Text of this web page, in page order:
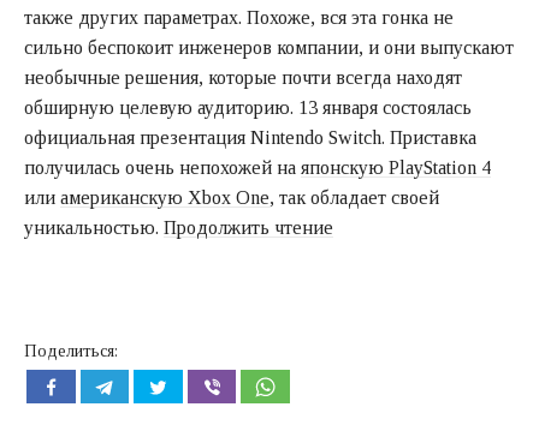
также других параметрах. Похоже, вся эта гонка не
сильно беспокоит инженеров компании, и они выпускают
необычные решения, которые почти всегда находят
обширную целевую аудиторию. 13 января состоялась
официальная презентация Nintendo Switch. Приставка
получилась очень непохожей на японскую PlayStation 4
или американскую Xbox One, так обладает своей
уникальностью. Продолжить чтение
Поделиться: